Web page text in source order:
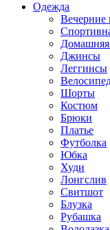
Одежда
Вечерние
Джинсы
Леггинсы
Шорты
Костюм
Брюки
Платье
Футболка
Юбка
Худи
Лонгслив
Свитшот
Блузка
Рубашка